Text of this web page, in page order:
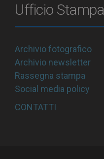
Ufficio Stampa
Archivio fotografico
Archivio newsletter
Rassegna stampa
Social media policy
CONTATTI